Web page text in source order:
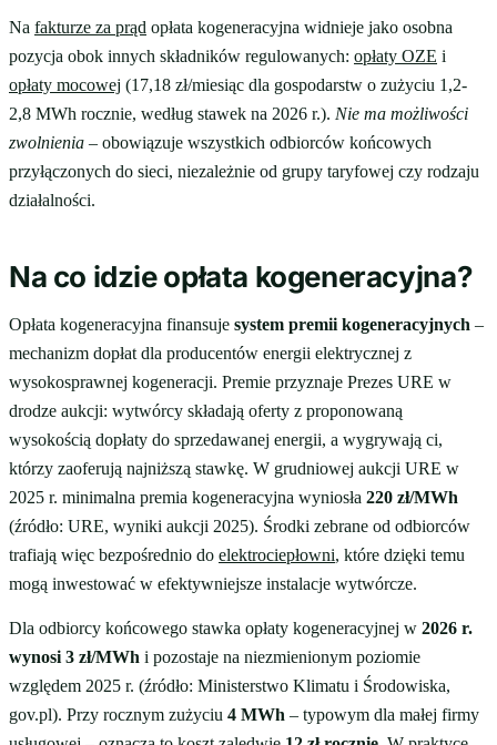
Na fakturze za prąd opłata kogeneracyjna widnieje jako osobna
pozycja obok innych składników regulowanych: opłaty OZE i
opłaty mocowej (17,18 zł/miesiąc dla gospodarstw o zużyciu 1,2-
2,8 MWh rocznie, według stawek na 2026 r.). Nie ma możliwości
zwolnienia – obowiązuje wszystkich odbiorców końcowych
przyłączonych do sieci, niezależnie od grupy taryfowej czy rodzaju
działalności.
Na co idzie opłata kogeneracyjna?
Opłata kogeneracyjna finansuje system premii kogeneracyjnych –
mechanizm dopłat dla producentów energii elektrycznej z
wysokosprawnej kogeneracji. Premie przyznaje Prezes URE w
drodze aukcji: wytwórcy składają oferty z proponowaną
wysokością dopłaty do sprzedawanej energii, a wygrywają ci,
którzy zaoferują najniższą stawkę. W grudniowej aukcji URE w
2025 r. minimalna premia kogeneracyjna wyniosła 220 zł/MWh
(źródło: URE, wyniki aukcji 2025). Środki zebrane od odbiorców
trafiają więc bezpośrednio do elektrociepłowni, które dzięki temu
mogą inwestować w efektywniejsze instalacje wytwórcze.
Dla odbiorcy końcowego stawka opłaty kogeneracyjnej w 2026 r.
wynosi 3 zł/MWh i pozostaje na niezmienionym poziomie
względem 2025 r. (źródło: Ministerstwo Klimatu i Środowiska,
gov.pl). Przy rocznym zużyciu 4 MWh – typowym dla małej firmy